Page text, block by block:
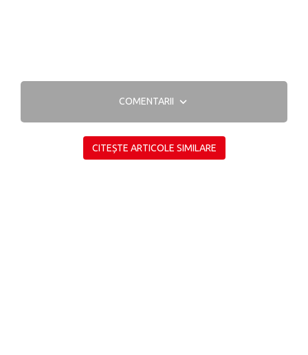
COMENTARII
CITEȘTE ARTICOLE SIMILARE